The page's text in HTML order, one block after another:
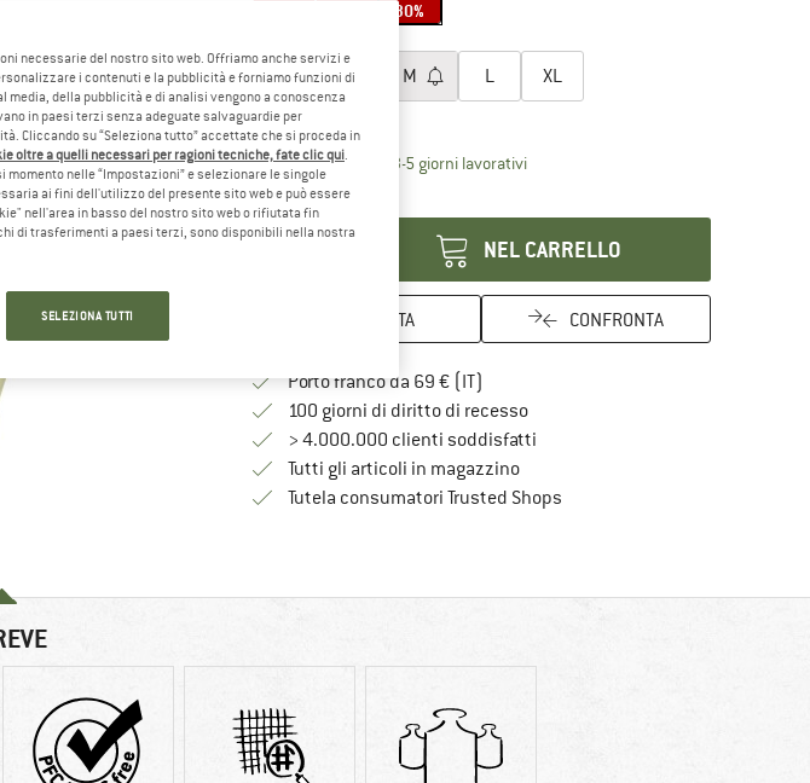
30%
XS S M L XL
Guida alle taglie
Tempi di consegna: 3-5 giorni lavorativiIl link si apre in una casella
Quantità:
NEL CARRELLO
ANNOTA CONFRONTA
Porto franco da 69 € (IT)
100 giorni di diritto di recessoVai alla politica di recesso qui Si
> 4.000.000 clienti soddisfatti
Tutti gli articoli in magazzino
Tutela consumatori Trusted ShopsTrovi tutte le informazioni qui!
necessarie del nostro sito web. Offriamo anche servizi e
i contenuti e la pubblicità e forniamo funzioni di
della pubblicità e di analisi vengono a conoscenza
in paesi terzi senza adeguate salvaguardie per
Cliccando su “Seleziona tutto” accettate che si proceda in
oltre a quelli necessari per ragioni tecniche, fate clic qui.
nelle “Impostazioni” e selezionare le singole
ai fini dell'utilizzo del presente sito web e può essere
nell'area in basso del nostro sito web o rifiutata fin
di trasferimenti a paesi terzi, sono disponibili nella nostra
SELEZIONA TUTTI